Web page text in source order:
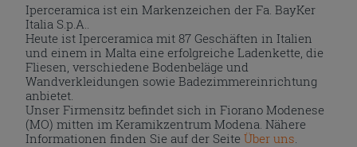
Iperceramica ist ein Markenzeichen der Fa. BayKer
Italia S.p.A..
Heute ist Iperceramica mit 87 Geschäften in Italien
und einem in Malta eine erfolgreiche Ladenkette, die
Fliesen, verschiedene Bodenbeläge und
Wandverkleidungen sowie Badezimmereinrichtung
anbietet.
Unser Firmensitz befindet sich in Fiorano Modenese
(MO) mitten im Keramikzentrum Modena. Nähere
Informationen finden Sie auf der Seite Über uns